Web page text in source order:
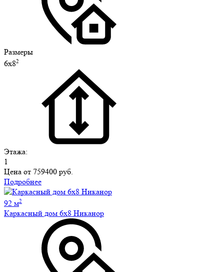
Размеры
6х82
Этажа:
1
Цена от 759400 руб.
Подробнее
92 м2
Каркасный дом 6х8 Никанор